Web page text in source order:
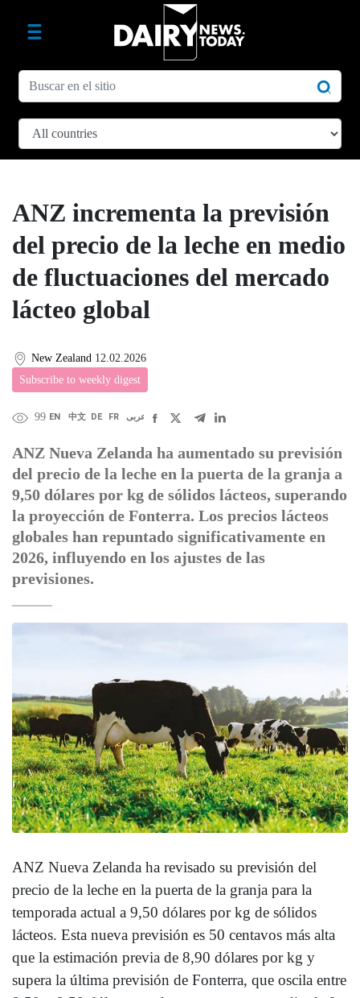
ANZ incrementa la previsión
del precio de la leche en medio
de fluctuaciones del mercado
lácteo global
New Zealand 12.02.2026
Subscribe to weekly digest
99 EN 中文 DE FR عربى
ANZ Nueva Zelanda ha aumentado su previsión
del precio de la leche en la puerta de la granja a
9,50 dólares por kg de sólidos lácteos, superando
la proyección de Fonterra. Los precios lácteos
globales han repuntado significativamente en
2026, influyendo en los ajustes de las
previsiones.
ANZ Nueva Zelanda ha revisado su previsión del
precio de la leche en la puerta de la granja para la
temporada actual a 9,50 dólares por kg de sólidos
lácteos. Esta nueva previsión es 50 centavos más alta
que la estimación previa de 8,90 dólares por kg y
supera la última previsión de Fonterra, que oscila entre